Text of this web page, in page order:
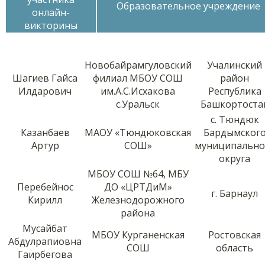
онлайн-
викторины
Образовательное учреждение
Шагиев Гайса
Илдарович
Новобайрамгуловский
филиал МБОУ СОШ
им.А.С.Исхакова
с.Уральск
Учалинский
район
Республика
Казанбаев
Артур
МАОУ «Тюндюковская
СОШ»
с. Тюндюк
округа
Перебейнос
Кирилл
МБОУ СОШ №64, МБУ
ДО «ЦРТДиМ»
Железнодорожного
района
г. Барнаул
Мусайбат
Абдулрапиовна
Гаирбегова
МБОУ Курганенская
СОШ
Ростовская
область